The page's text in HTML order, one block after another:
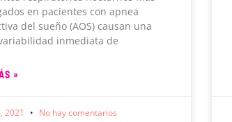
en pacientes con apnea
del sueño (AOS) causan una
inmediata de
»
2021 No hay comentarios